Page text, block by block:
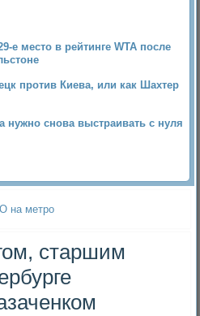
е место в рейтинге WTA после
против Киева, или как Шахтер
нужно снова выстраивать с нуля
на метро
старшим